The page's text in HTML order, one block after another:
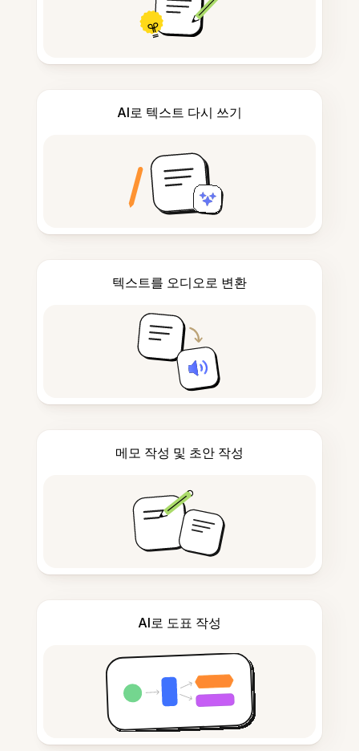
AI로 텍스트 다시 쓰기
텍스트를 오디오로 변환
메모 작성 및 초안 작성
AI로 도표 작성